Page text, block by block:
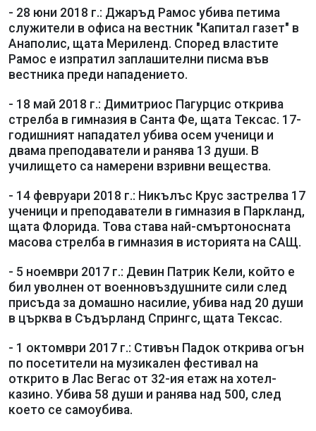
- 28 юни 2018 г.: Джаръд Рамос убива петима
служители в офиса на вестник "Капитал газет" в
Анаполис, щата Мериленд. Според властите
Рамос е изпратил заплашителни писма във
вестника преди нападението.
- 18 май 2018 г.: Димитриос Пагурцис открива
стрелба в гимназия в Санта Фе, щата Тексас. 17-
годишният нападател убива осем ученици и
двама преподаватели и ранява 13 души. В
училището са намерени взривни вещества.
- 14 февруари 2018 г.: Никълъс Крус застрелва 17
ученици и преподаватели в гимназия в Паркланд,
щата Флорида. Това става най-смъртоносната
масова стрелба в гимназия в историята на САЩ.
- 5 ноември 2017 г.: Девин Патрик Кели, който е
бил уволнен от военновъздушните сили след
присъда за домашно насилие, убива над 20 души
в църква в Съдърланд Спрингс, щата Тексас.
- 1 октомври 2017 г.: Стивън Падок открива огън
по посетители на музикален фестивал на
открито в Лас Вегас от 32-ия етаж на хотел-
казино. Убива 58 души и ранява над 500, след
което се самоубива.